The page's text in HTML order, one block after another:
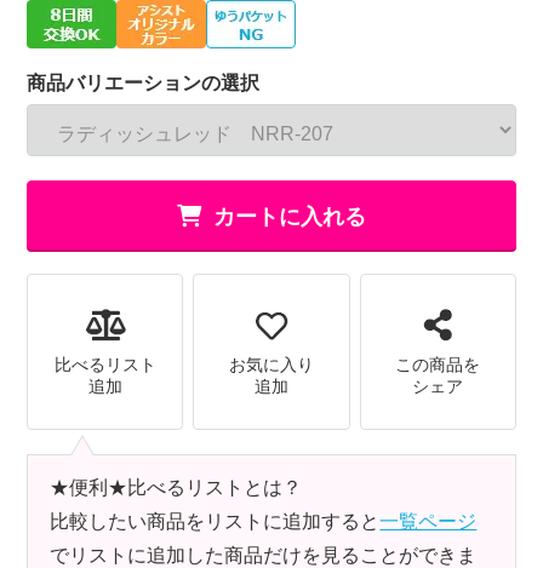
商品バリエーションの選択
カートに入れる
比べるリスト
追加
お気に入り
追加
この商品を
シェア
★便利★比べるリストとは？
比較したい商品をリストに追加すると一覧ページ
でリストに追加した商品だけを見ることができま